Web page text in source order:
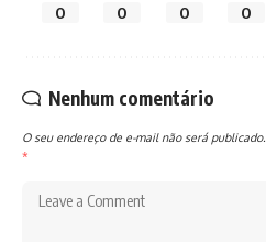
0 0 0 0
Nenhum comentário
O seu endereço de e-mail não será publicado.
*